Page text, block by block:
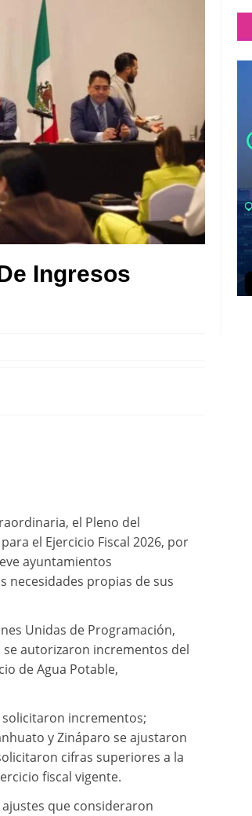
Ingresos
el Pleno del
el Ejercicio Fiscal 2026, por
ayuntamientos
necesidades propias de sus
Unidas de Programación,
se autorizaron incrementos del
de Agua Potable,
incrementos;
y Zináparo se ajustaron
cifras superiores a la
fiscal vigente.
que consideraron